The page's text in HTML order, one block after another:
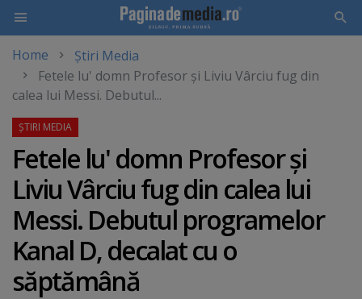
main
content
Home
Știri Media
Fetele lu' domn Profesor şi Liviu Vârciu fug din
calea lui Messi. Debutul...
Fetele lu' domn Profesor şi
Liviu Vârciu fug din calea lui
Messi. Debutul programelor
Kanal D, decalat cu o
săptămână